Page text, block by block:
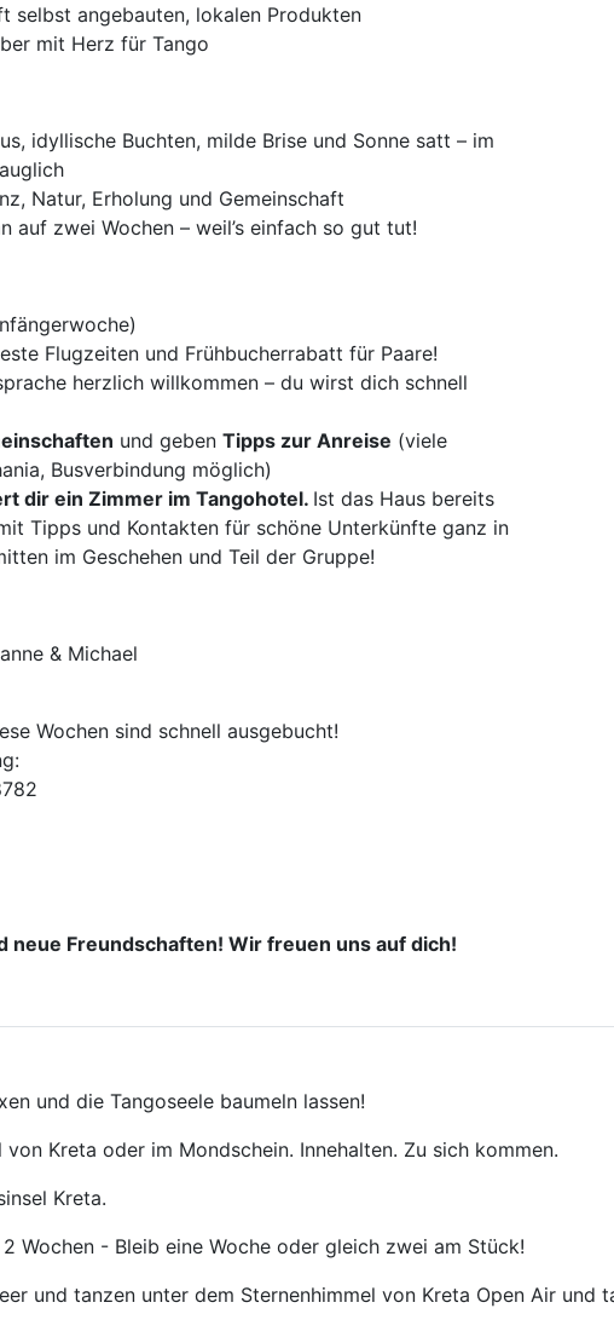
selbst angebauten, lokalen Produkten
mit Herz für Tango
idyllische Buchten, milde Brise und Sonne satt – im
Natur, Erholung und Gemeinschaft
auf zwei Wochen – weil’s einfach so gut tut!
Flugzeiten und Frühbucherrabatt für Paare!
herzlich willkommen – du wirst dich schnell
und geben Tipps zur Anreise (viele
Busverbindung möglich)
dir ein Zimmer im Tangohotel. Ist das Haus bereits
Tipps und Kontakten für schöne Unterkünfte ganz in
im Geschehen und Teil der Gruppe!
& Michael
Wochen sind schnell ausgebucht!
neue Freundschaften! Wir freuen uns auf dich!
und die Tangoseele baumeln lassen!
Kreta oder im Mondschein. Innehalten. Zu sich kommen.
Kreta.
Wochen - Bleib eine Woche oder gleich zwei am Stück!
und tanzen unter dem Sternenhimmel von Kreta Open Air